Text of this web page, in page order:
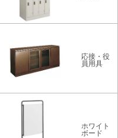
応接・役
員用具
ホワイト
ボード